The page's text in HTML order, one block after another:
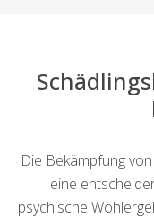
Die Bekämpfung
eine
psychische